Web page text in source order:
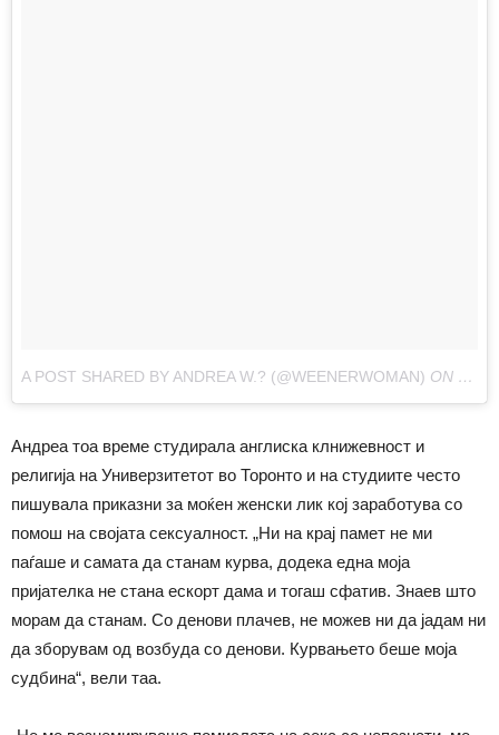
A POST SHARED BY ANDREA W.? (@WEENERWOMAN) ON SEP
Андреа тоа време студирала англиска клнижевност и
религија на Универзитетот во Торонто и на студиите често
пишувала приказни за моќен женски лик кој заработува со
помош на својата сексуалност. „Ни на крај памет не ми
паѓаше и самата да станам курва, додека една моја
пријателка не стана ескорт дама и тогаш сфатив. Знаев што
морам да станам. Со денови плачев, не можев ни да јадам ни
да зборувам од возбуда со денови. Курвањето беше моја
судбина“, вели таа.